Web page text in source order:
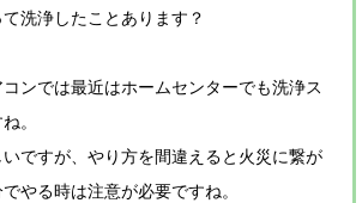
洗浄したことあります？
ンでは最近はホームセンターでも洗浄ス
。
ですが、やり方を間違えると火災に繋が
やる時は注意が必要ですね。